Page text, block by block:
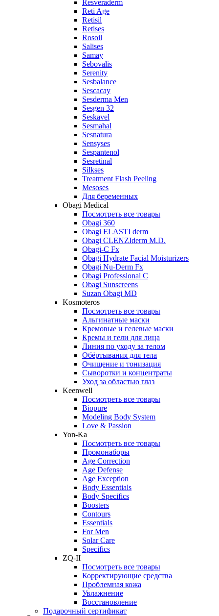
Resveraderm
Reti Age
Retisil
Retises
Rosoil
Salises
Samay
Sebovalis
Serenity
Sesbalance
Sescacay
Sesderma Men
Sesgen 32
Seskavel
Sesmahal
Sesnatura
Sensyses
Sespantenol
Sesretinal
Silkses
Treatment Flash Peeling
Mesoses
Для беременных
Obagi Medical
Посмотреть все товары
Obagi 360
Obagi ELASTI derm
Obagi CLENZIderm M.D.
Obagi-C Fx
Obagi Hydrate Facial Moisturizers
Obagi Nu-Derm Fx
Obagi Professional C
Obagi Sunscreens
Suzan Obagi MD
Kosmoteros
Посмотреть все товары
Альгинатные маски
Кремовые и гелевые маски
Кремы и гели для лица
Линия по уходу за телом
Обёртывания для тела
Очищение и тонизация
Сыворотки и концентраты
Уход за областью глаз
Keenwell
Посмотреть все товары
Biopure
Modeling Body System
Love & Passion
Yon-Ka
Посмотреть все товары
Промонаборы
Age Correction
Age Defense
Age Exception
Body Essentials
Body Specifics
Boosters
Contours
Essentials
For Men
Solar Care
Specifics
ZQ-II
Посмотреть все товары
Корректирующие средства
Проблемная кожа
Увлажнение
Восстановление
Подарочный сертификат